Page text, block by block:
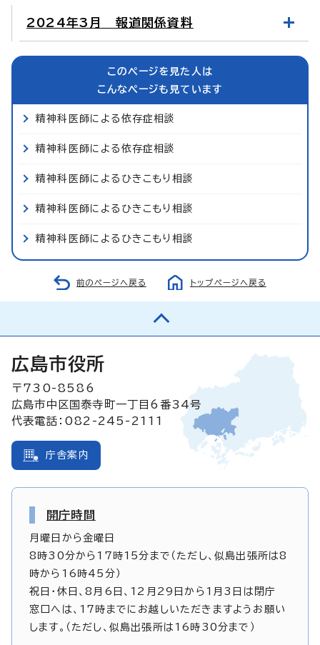
2024年3月 報道関係資料
このページを見た人は
こんなページも見ています
精神科医師による依存症相談
精神科医師による依存症相談
精神科医師によるひきこもり相談
精神科医師によるひきこもり相談
精神科医師によるひきこもり相談
前のページへ戻る トップページへ戻る
広島市役所
〒730-8586
広島市中区国泰寺町一丁目6番34号
代表電話：082-245-2111
庁舎案内
開庁時間
月曜日から金曜日
8時30分から17時15分まで（ただし、似島出張所は8
時から16時45分）
祝日・休日、8月6日、12月29日から1月3日は閉庁
窓口へは、17時までにお越しいただきますようお願い
します。（ただし、似島出張所は16時30分まで）